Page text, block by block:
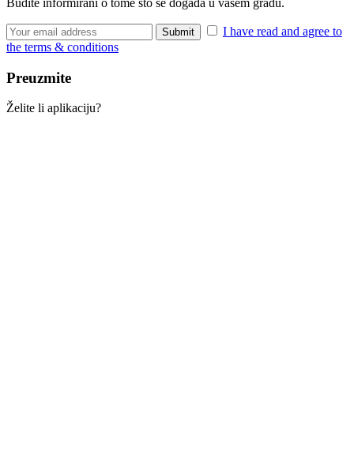
Budite informirani o tome što se događa u vašem gradu.
I have read and agree to
the terms & conditions
Preuzmite
Želite li aplikaciju?